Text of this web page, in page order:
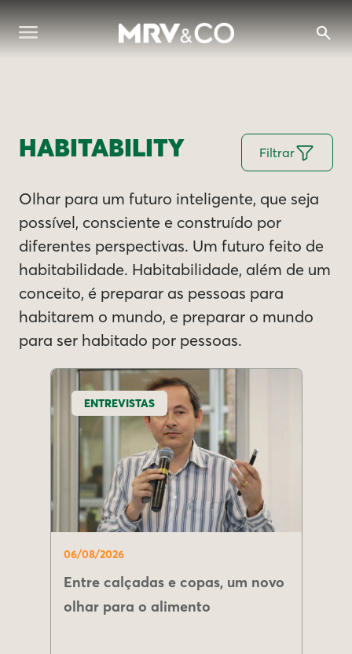
HABITABILITY Filtrar
Olhar para um futuro inteligente, que seja
possível, consciente e construído por
diferentes perspectivas. Um futuro feito de
habitabilidade. Habitabilidade, além de um
conceito, é preparar as pessoas para
habitarem o mundo, e preparar o mundo
para ser habitado por pessoas.
ENTREVISTAS
06/08/2026
Entre calçadas e copas, um novo
olhar para o alimento